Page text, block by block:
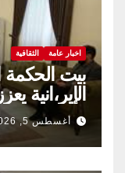
اخبار عامة الثقافية
بيت الحكمة
الإير،انية
والثقافي.
أغسطس 5, 2026